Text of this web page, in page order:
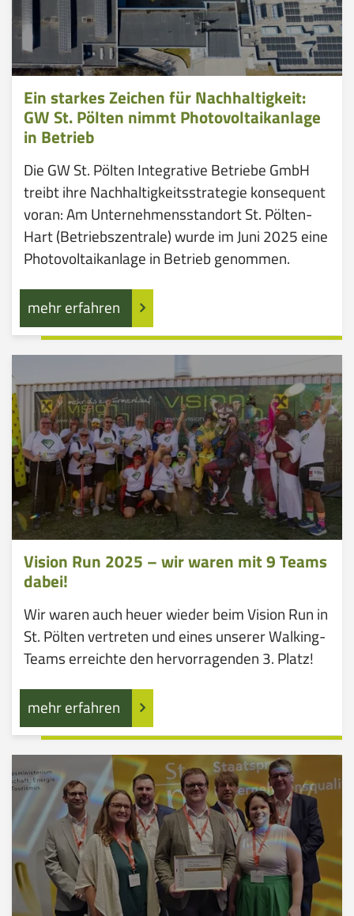
Ein starkes Zeichen für Nachhaltigkeit:
GW St. Pölten nimmt Photovoltaikanlage
in Betrieb
Die GW St. Pölten Integrative Betriebe GmbH
treibt ihre Nachhaltigkeitsstrategie konsequent
voran: Am Unternehmensstandort St. Pölten-
Hart (Betriebszentrale) wurde im Juni 2025 eine
Photovoltaikanlage in Betrieb genommen.
mehr erfahren
Vision Run 2025 – wir waren mit 9 Teams
dabei!
Wir waren auch heuer wieder beim Vision Run in
St. Pölten vertreten und eines unserer Walking-
Teams erreichte den hervorragenden 3. Platz!
mehr erfahren